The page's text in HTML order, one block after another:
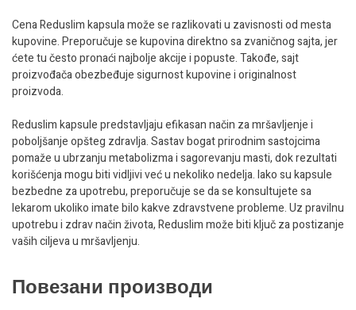
Cena Reduslim kapsula može se razlikovati u zavisnosti od mesta
kupovine. Preporučuje se kupovina direktno sa zvaničnog sajta, jer
ćete tu često pronaći najbolje akcije i popuste. Takođe, sajt
proizvođača obezbeđuje sigurnost kupovine i originalnost
proizvoda.
Reduslim kapsule predstavljaju efikasan način za mršavljenje i
poboljšanje opšteg zdravlja. Sastav bogat prirodnim sastojcima
pomaže u ubrzanju metabolizma i sagorevanju masti, dok rezultati
korišćenja mogu biti vidljivi već u nekoliko nedelja. Iako su kapsule
bezbedne za upotrebu, preporučuje se da se konsultujete sa
lekarom ukoliko imate bilo kakve zdravstvene probleme. Uz pravilnu
upotrebu i zdrav način života, Reduslim može biti ključ za postizanje
vaših ciljeva u mršavljenju.
Повезани производи